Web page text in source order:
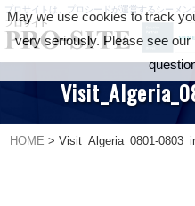
プロサイトは、プロシードが運営するシーメン
HOME >Visit_Algeria_0801-
May we use cookies to track
very seriously. Please see